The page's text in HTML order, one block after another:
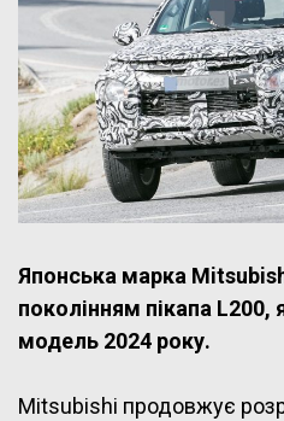
Японська марка
поколінням пікапа L200,
модель 2024 року.
Mitsubishi продовжує